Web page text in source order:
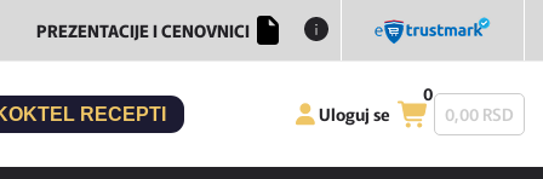
PREZENTACIJE I CENOVNICI
RECEPTI Uloguj se
0
0,00 RSD